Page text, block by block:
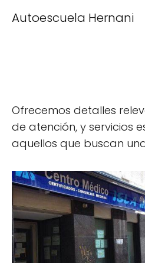
Autoescuela Hernani
Ofrecemos detalles
de atención, y servicios
aquellos que buscan